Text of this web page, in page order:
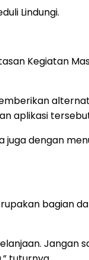
Lindungi.
Kegiatan
aplikasi
dengan
bagian
Jangan